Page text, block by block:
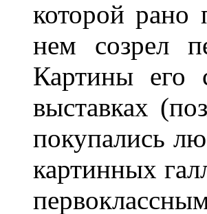
которой рано
нем созрел
Картины его
выставках
покупались
картинных